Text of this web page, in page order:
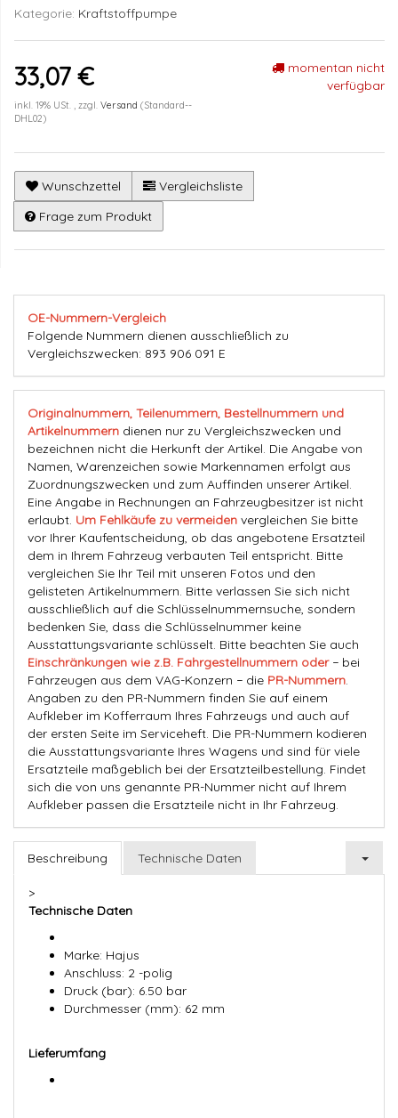
Kategorie: Kraftstoffpumpe
33,07 €
inkl. 19% USt. , zzgl. Versand (Standard--
DHL02)
momentan nicht
verfügbar
Wunschzettel
Vergleichsliste
Frage zum Produkt
OE-Nummern-Vergleich
Folgende Nummern dienen ausschließlich zu
Vergleichszwecken: 893 906 091 E
Originalnummern, Teilenummern, Bestellnummern und
Artikelnummern dienen nur zu Vergleichszwecken und
bezeichnen nicht die Herkunft der Artikel. Die Angabe von
Namen, Warenzeichen sowie Markennamen erfolgt aus
Zuordnungszwecken und zum Auffinden unserer Artikel.
Eine Angabe in Rechnungen an Fahrzeugbesitzer ist nicht
erlaubt. Um Fehlkäufe zu vermeiden vergleichen Sie bitte
vor Ihrer Kaufentscheidung, ob das angebotene Ersatzteil
dem in Ihrem Fahrzeug verbauten Teil entspricht. Bitte
vergleichen Sie Ihr Teil mit unseren Fotos und den
gelisteten Artikelnummern. Bitte verlassen Sie sich nicht
ausschließlich auf die Schlüsselnummernsuche, sondern
bedenken Sie, dass die Schlüsselnummer keine
Ausstattungsvariante schlüsselt. Bitte beachten Sie auch
Einschränkungen wie z.B. Fahrgestellnummern oder− bei
Fahrzeugen aus dem VAG-Konzern − die PR-Nummern
Angaben zu den PR-Nummern finden Sie auf einem
Aufkleber im Kofferraum Ihres Fahrzeugs und auch auf
der ersten Seite im Serviceheft. Die PR-Nummern kodieren
die Ausstattungsvariante Ihres Wagens und sind für viele
Ersatzteile maßgeblich bei der Ersatzteilbestellung. Findet
sich die von uns genannte PR-Nummer nicht auf Ihrem
Aufkleber passen die Ersatzteile nicht in Ihr Fahrzeug.
Beschreibung Technische Daten
>
Technische Daten
Marke: Hajus
Anschluss: 2 -polig
Druck (bar): 6.50 bar
Durchmesser (mm): 62 mm
Lieferumfang